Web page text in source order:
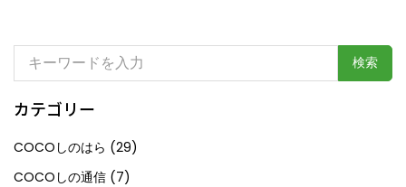
索:
カテゴリー
COCOしのはら (29)
COCOしの通信 (7)